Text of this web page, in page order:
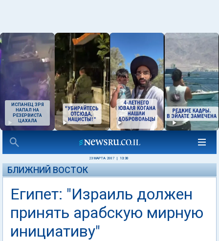
ИСПАНЕЦ ЗРЯ
НАПАЛ НА
РЕЗЕРВИСТА
ЦАХАЛА
23 МАРТА 2007 13:30
БЛИЖНИЙ ВОСТОК
Египет: "Израиль должен
принять арабскую мирную
инициативу"